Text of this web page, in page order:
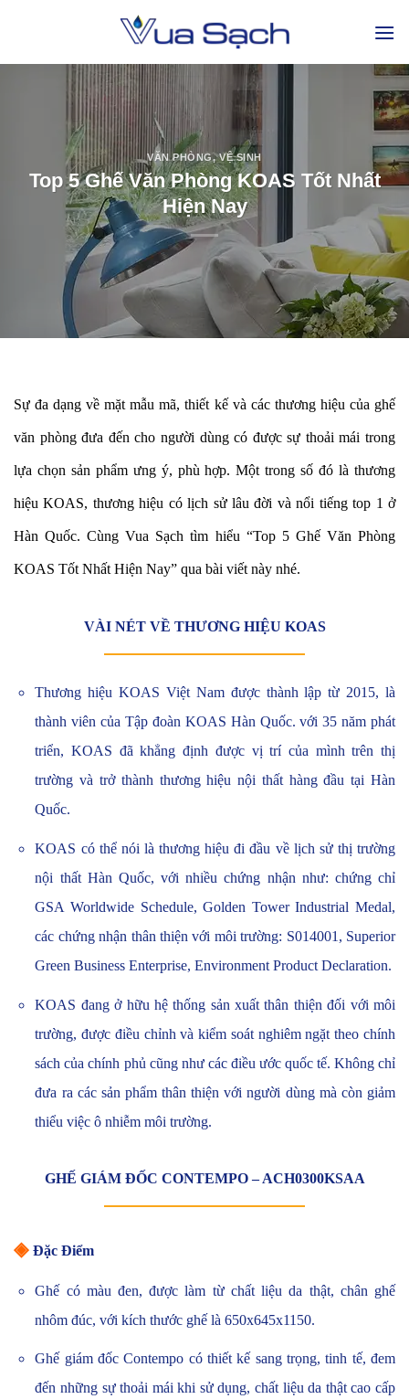
VĂN PHÒNG,VỆ SINH
Top 5 Ghế Văn Phòng KOAS Tốt Nhất
Hiện Nay
Sự đa dạng về mặt mẫu mã, thiết kế và các thương hiệu của ghế
văn phòng đưa đến cho người dùng có được sự thoải mái trong
lựa chọn sản phẩm ưng ý, phù hợp.Một trong số đó là thương
hiệu KOAS, thương hiệu có lịch sử lâu đời và nổi tiếng top 1 ở
Hàn Quốc. Cùng Vua Sạch tìm hiểu “Top 5 Ghế Văn Phòng
KOAS Tốt Nhất Hiện Nay” qua bài viết này nhé.
VÀI NÉT VỀ THƯƠNG HIỆU KOAS
Thương hiệu KOAS Việt Nam được thành lập từ 2015, là
thành viên của Tập đoàn KOAS Hàn Quốc. với 35 năm phát
triển, KOAS đã khẳng định được vị trí của mình trên thị
trường và trở thành thương hiệu nội thất hàng đầu tại Hàn
Quốc.
KOAS có thể nói là thương hiệu đi đầu về lịch sử thị trường
nội thất Hàn Quốc, với nhiều chứng nhận như: chứng chỉ
GSA Worldwide Schedule, Golden Tower Industrial Medal,
các chứng nhận thân thiện với môi trường: S014001, Superior
Green Business Enterprise, Environment Product Declaration.
KOAS đang ở hữu hệ thống sản xuất thân thiện đối với môi
trường, được điều chỉnh và kiểm soát nghiêm ngặt theo chính
sách của chính phủ cũng như các điều ước quốc tế. Không chỉ
đưa ra các sản phẩm thân thiện với người dùng mà còn giảm
thiểu việc ô nhiễm môi trường.
GHẾ GIÁM ĐỐC CONTEMPO – ACH0300KSAA
◈ Đặc Điểm
Ghế có màu đen, được làm từ chất liệu da thật, chân ghế
nhôm đúc, với kích thước ghế là650x645x1150.
Ghế giám đốc Contempo có thiết kế sang trọng, tinh tế, đem
đến những sự thoải mái khi sử dụng, chất liệu da thật cao cấp